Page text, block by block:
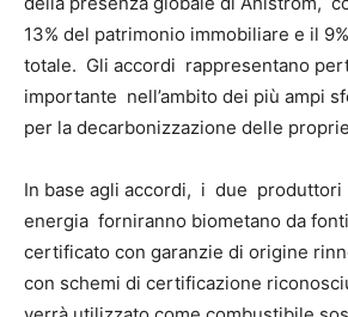
13% del patrimonio immobiliare e il
totale. Gli accordi rappresentano
importante nell’ambito dei più ampi
per la decarbonizzazione delle
In base agli accordi, i due
energia forniranno biometano da
certificato con garanzie di origine
con schemi di certificazione